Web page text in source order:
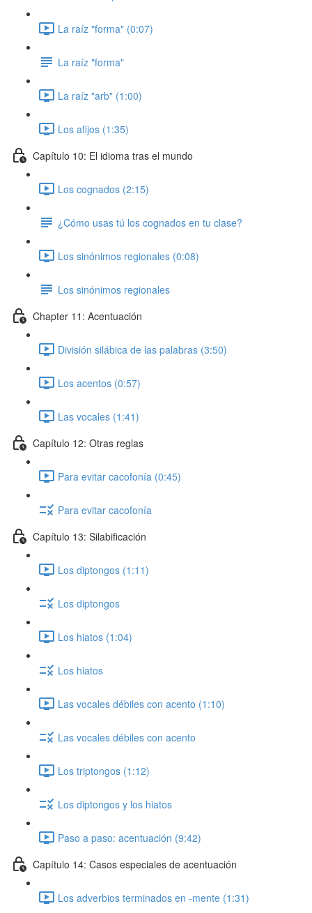
La raíz "forma" (0:07)
La raíz "forma"
La raíz "arb" (1:00)
Los afijos (1:35)
Capítulo 10: El idioma tras el mundo
Los cognados (2:15)
¿Cómo usas tú los cognados en tu clase?
Los sinónimos regionales (0:08)
Los sinónimos regionales
Chapter 11: Acentuación
División silábica de las palabras (3:50)
Los acentos (0:57)
Las vocales (1:41)
Capítulo 12: Otras reglas
Para evitar cacofonía (0:45)
Para evitar cacofonía
Capítulo 13: Silabificación
Los diptongos (1:11)
Los diptongos
Los hiatos (1:04)
Los hiatos
Las vocales débiles con acento (1:10)
Las vocales débiles con acento
Los triptongos (1:12)
Los diptongos y los hiatos
Paso a paso: acentuación (9:42)
Capítulo 14: Casos especiales de acentuación
Los adverbios terminados en -mente (1:31)